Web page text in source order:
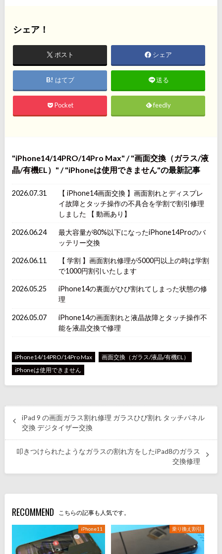
シェア！
ポスト シェア
はてブ 送る
Pocket feedly
iPhone14/14PRO/14Pro Max / 画面交換（ガラス/液
晶/有機EL）
/ iPhoneは使用できません の最新記事
2026.07.31
【 iPhone14画面交換 】画面割れとディスプレ
イ故障とタッチ操作の不具合を学割で割引修理
しました 【 動画あり】
2026.06.24
最大容量が80%以下になったiPhone14Proのバ
ッテリー交換
2026.06.11
【 学割 】画面割れ修理が5000円以上の時は学割
で1000円割引いたします
2026.05.25
iPhone14の裏面がひび割れてしまった状態の修
理
2026.05.07
iPhone14の画面割れと液晶故障とタッチ操作不
能を液晶交換で修理
iPhone14/14PRO/14Pro Max
画面交換（ガラス/液晶/有機EL）
iPhoneは使用できません
iPad 9 の画面ガラス割れ修理 ガラスひび割れ タッチパネル
交換 デジタイザー交換
叩きつけられたようなガラスの割れ方をしたiPad8のガラス
交換修理
RECOMMEND こちらの記事も人気です。
iPhone11 乗り換え割引